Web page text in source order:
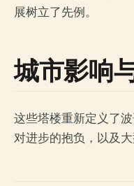
展树立了先例。
城市影响
这些塔楼重新定义了
对进步的抱负，以及